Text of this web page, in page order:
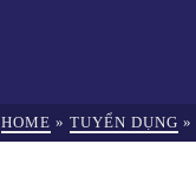
HOME » TUYỂN DỤNG »